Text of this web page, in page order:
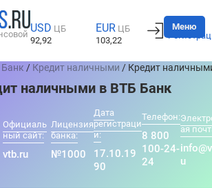
USD ЦБ
92,92
EUR ЦБ
103,22
Вход
Меню
/ Кредит наличными / Кредит
наличными в ВТБ Банк
Официаль
ный сайт:
vtb.ru
Лицензия
банка:
№1000
Дата
регистраци
и:
17.10.19
90
Телефон:
8 800
100-24-
24
ая
u